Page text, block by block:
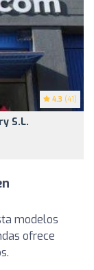
4.3 (41)
S.L.
modelos
ofrece